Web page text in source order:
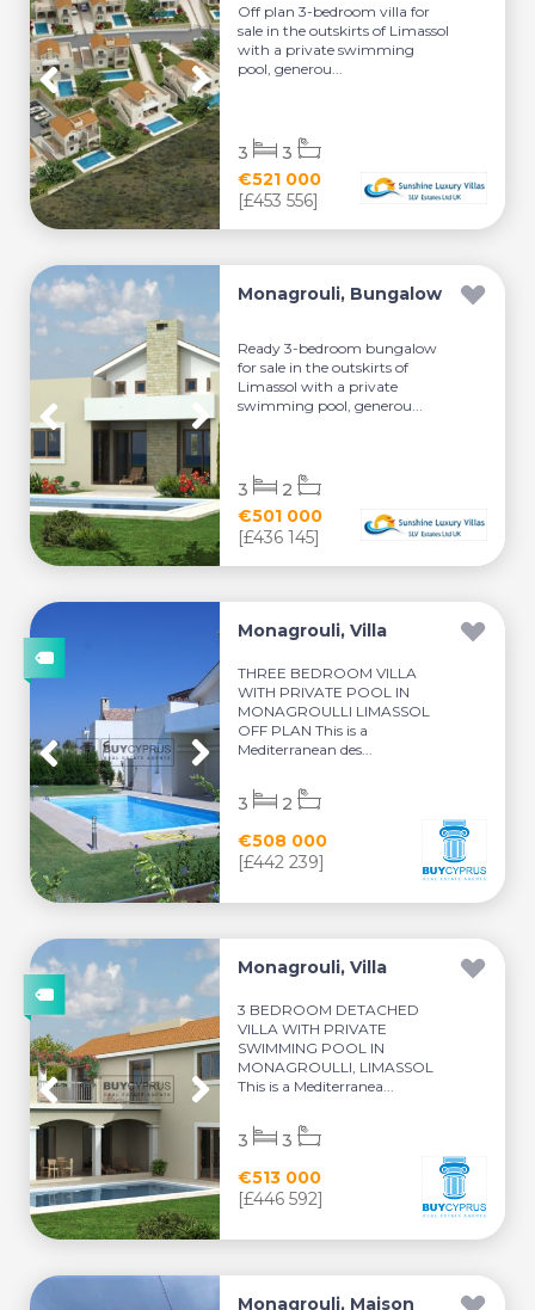
Off plan 3-bedroom villa for
sale in the outskirts of Limassol
with a private swimming
pool, generou...
€521 000
[£453 556]
3 3
Monagrouli, Bungalow
Ready 3-bedroom bungalow
for sale in the outskirts of
Limassol with a private
swimming pool, generou...
€501 000
[£436 145]
3 2
Monagrouli, Villa
THREE BEDROOM VILLA
WITH PRIVATE POOL IN
MONAGROULLI LIMASSOL
OFF PLAN This is a
Mediterranean des...
€508 000
[£442 239]
3 2
Monagrouli, Villa
3 BEDROOM DETACHED
VILLA WITH PRIVATE
SWIMMING POOL IN
MONAGROULLI, LIMASSOL
This is a Mediterranea...
€513 000
[£446 592]
3 3
Monagrouli, Maison